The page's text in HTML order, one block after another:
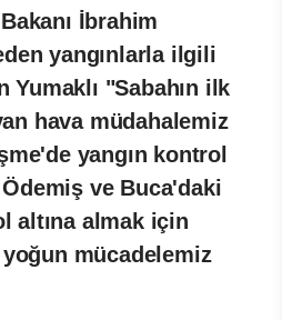
İbrahim
yangınlarla ilgili
Yumaklı "Sabahın ilk
hava müdahalemiz
yangın kontrol
Ödemiş ve Buca'daki
altına almak için
mücadelemiz